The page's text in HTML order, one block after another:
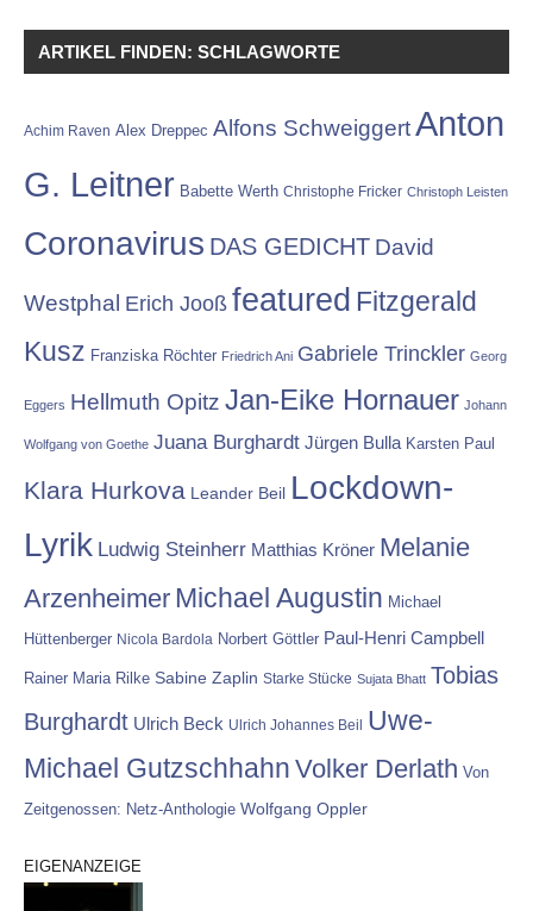
ARTIKEL FINDEN: SCHLAGWORTE
Achim Raven Alex Dreppec Alfons SchweiggertAnton
G. Leitner Babette Werth Christophe Fricker Christoph Leisten
Coronavirus DAS GEDICHT David
Westphal Erich Jooß featured Fitzgerald
Kusz Franziska Röchter Friedrich Ani Gabriele Trinckler Georg
Eggers Hellmuth Opitz Jan-Eike Hornauer Johann
Wolfgang von Goethe Juana Burghardt Jürgen Bulla Karsten Paul
Klara Hurkova Leander Beil Lockdown-
Lyrik Ludwig Steinherr Matthias Kröner Melanie
Arzenheimer Michael Augustin Michael
Hüttenberger Nicola Bardola Norbert Göttler Paul-Henri Campbell
Rainer Maria Rilke Sabine Zaplin Starke Stücke Sujata Bhatt Tobias
Burghardt Ulrich Beck Ulrich Johannes Beil Uwe-
Michael Gutzschhahn Volker Derlath Von
Zeitgenossen: Netz-Anthologie Wolfgang Oppler
EIGENANZEIGE